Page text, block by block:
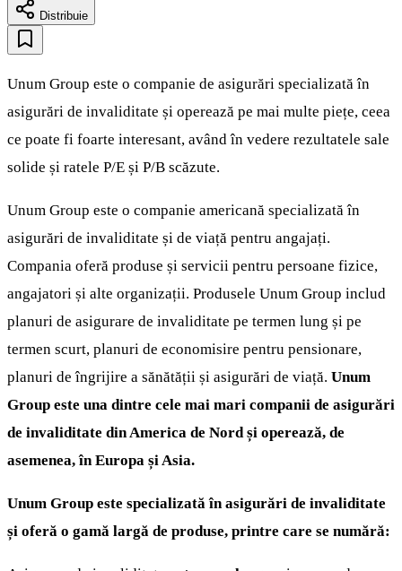
Distribuie
Unum Group este o companie de asigurări specializată în
asigurări de invaliditate și operează pe mai multe piețe, ceea
ce poate fi foarte interesant, având în vedere rezultatele sale
solide și ratele P/E și P/B scăzute.
Unum Group este o companie americană specializată în
asigurări de invaliditate și de viață pentru angajați.
Compania oferă produse și servicii pentru persoane fizice,
angajatori și alte organizații. Produsele Unum Group includ
planuri de asigurare de invaliditate pe termen lung și pe
termen scurt, planuri de economisire pentru pensionare,
planuri de îngrijire a sănătății și asigurări de viață. Unum
Group este una dintre cele mai mari companii de asigurări
de invaliditate din America de Nord și operează, de
asemenea, în Europa și Asia.
Unum Group este specializată în asigurări de invaliditate
și oferă o gamă largă de produse, printre care se numără: